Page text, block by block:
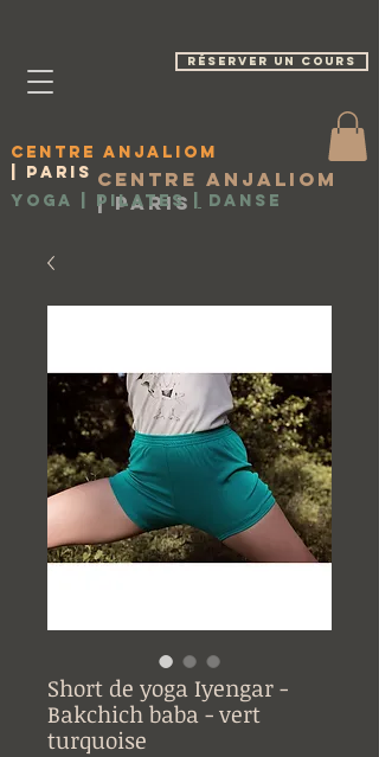
réserver un cours
Centre Anjaliom
| Paris
Yoga | Pilates
Danse
Centre Anjaliom
| Paris
Short de yoga Iyengar -
Bakchich baba - vert
turquoise